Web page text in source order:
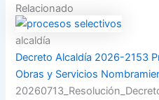
Relacionado
alcaldía
Decreto Alcaldía 2026-2153
Obras y Servicios